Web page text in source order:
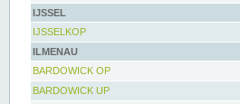
IJSSEL
IJSSELKOP
ILMENAU
BARDOWICK OP
BARDOWICK UP